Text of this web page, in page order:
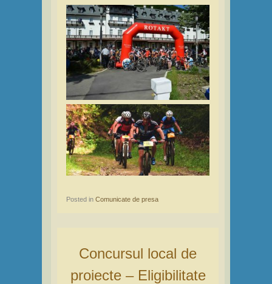
Posted in Comunicate de presa
Concursul local de
proiecte – Eligibilitate